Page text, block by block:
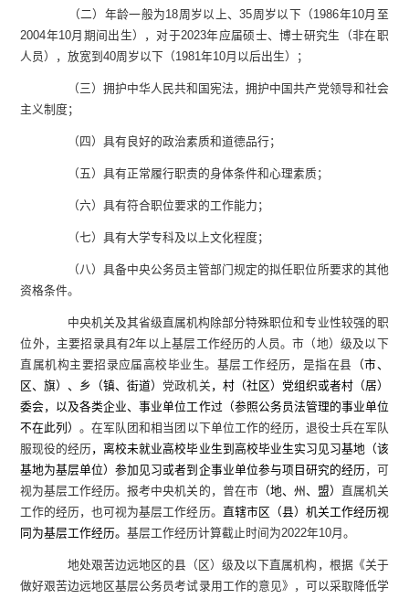
（二）年龄一般为18周岁以上、35周岁以下（1986年10月至
2004年10月期间出生），对于2023年应届硕士、博士研究生（非在职
人员），放宽到40周岁以下（1981年10月以后出生）；
（三）拥护中华人民共和国宪法，拥护中国共产党领导和社会
主义制度；
（四）具有良好的政治素质和道德品行；
（五）具有正常履行职责的身体条件和心理素质；
（六）具有符合职位要求的工作能力；
（七）具有大学专科及以上文化程度；
（八）具备中央公务员主管部门规定的拟任职位所要求的其他
资格条件。
中央机关及其省级直属机构除部分特殊职位和专业性较强的职
位外，主要招录具有2年以上基层工作经历的人员。市（地）级及以下
直属机构主要招录应届高校毕业生。 基层工作经历，是指在县
（市、
区、旗）、乡（镇、街道） 党政机关 ，村（社区）党组织或者村（居）
委会，以及各类企业、事业单位工作过（参照公务员法管理的事业单位
不在此列）。在军队团和相当团以下单位工作的经历，退役士兵在军队
服现役的经历 ，离校未就业高校毕业生到高校毕业生实习见习基地（该
基地为基层单位）参加见习或者到企事业单位参与项目研究的经历，可
视为基层工作经历。报考中央机关的，曾在市（地、州、盟） 直属机关
工作的经历，也可视为基层工作经历。 直辖市区（县）机关工作经历视
同为基层工作经历。基层工作经历计算截止时间为2022年10月。
地处艰苦边远地区的县（区）级及以下直属机构 ，根据《关于
做好艰苦边远地区基层公务员考试录用工作的意见》，可以采取降低学